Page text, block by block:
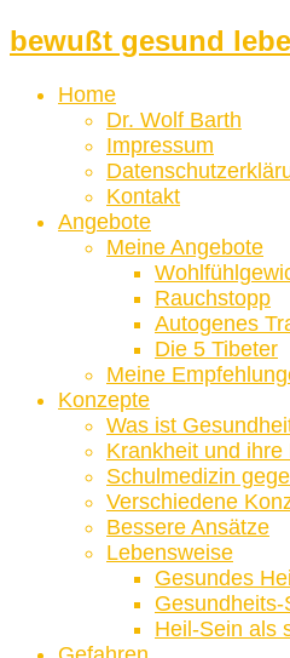
bewußt gesund
Home
Dr. Wolf Barth
Impressum
Kontakt
Angebote
Meine Angebote
Rauchstopp
Autogenes
Die 5 Tibeter
Meine
Konzepte
Was ist
Krankheit und ihre
Schulmedizin
Verschiedene
Bessere Ansätze
Lebensweise
Gesundes
Heil-Sein als